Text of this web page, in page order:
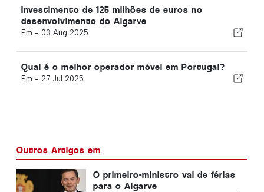
Investimento de 125 milhões de euros no
desenvolvimento do Algarve
Em - 03 Aug 2025
Qual é o melhor operador móvel em Portugal?
Em - 27 Jul 2025
Outros Artigos em
O primeiro-ministro vai de férias
para o Algarve